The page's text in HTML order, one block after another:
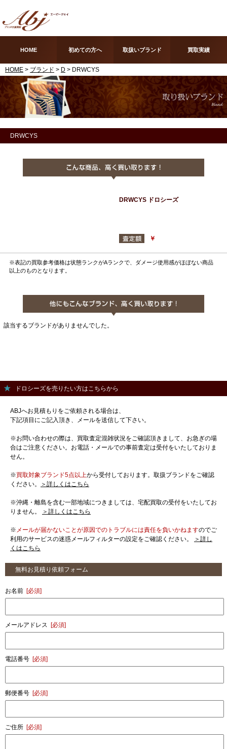
HOME 初めての方へ 取扱いブランド 買取実績
HOME > ブランド > D > DRWCYS
DRWCYS
DRWCYS ドロシーズ
￥
※表記の買取参考価格は状態ランクがAランクで、ダメージ使用感がほぼない商品
以上のものとなります。
該当するブランドがありませんでした。
ドロシーズを売りたい方はこちらから
ABJへお見積もりをご依頼される場合は、
下記項目にご記入頂き、メールを送信して下さい。
※お問い合わせの際は、買取査定混雑状況をご確認頂きまして、お急ぎの場
合はご注意ください。お電話・メールでの事前査定は受付をいたしておりま
せん。
※買取対象ブランド5点以上から受付しております。取扱ブランドをご確認
ください。
＞詳しくはこちら
※沖縄・離島を含む一部地域につきましては、宅配買取の受付をいたしてお
りません。
＞詳しくはこちら
※ メールが届かないことが原因でのトラブルには責任を負いかねますのでご
利用のサービスの迷惑メールフィルターの設定をご確認ください。
＞詳し
くはこちら
無料お見積り依頼フォーム
お名前 [必須]
メールアドレス [必須]
電話番号 [必須]
郵便番号 [必須]
ご住所 [必須]